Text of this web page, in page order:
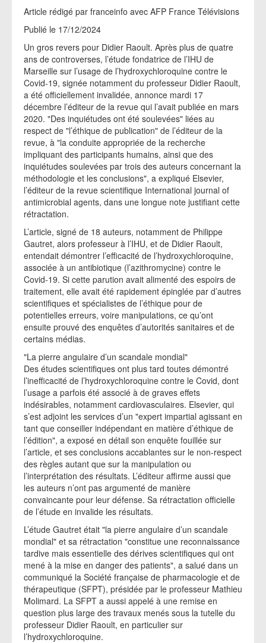
Article rédigé par franceinfo avec AFP France Télévisions
Publié le 17/12/2024
Un gros revers pour Didier Raoult. Après plus de quatre
ans de controverses, l’étude fondatrice de l’IHU de
Marseille sur l’usage de l’hydroxychloroquine contre le
Covid-19, signée notamment du professeur Didier Raoult,
a été officiellement invalidée, annonce mardi 17
décembre l’éditeur de la revue qui l’avait publiée en mars
2020. "Des inquiétudes ont été soulevées" liées au
respect de "l’éthique de publication" de l’éditeur de la
revue, à "la conduite appropriée de la recherche
impliquant des participants humains, ainsi que des
inquiétudes soulevées par trois des auteurs concernant la
méthodologie et les conclusions", a expliqué Elsevier,
l’éditeur de la revue scientifique International journal of
antimicrobial agents, dans une longue note justifiant cette
rétractation.
L’article, signé de 18 auteurs, notamment de Philippe
Gautret, alors professeur à l’IHU, et de Didier Raoult,
entendait démontrer l’efficacité de l’hydroxychloroquine,
associée à un antibiotique (l’azithromycine) contre le
Covid-19. Si cette parution avait alimenté des espoirs de
traitement, elle avait été rapidement épinglée par d’autres
scientifiques et spécialistes de l’éthique pour de
potentielles erreurs, voire manipulations, ce qu’ont
ensuite prouvé des enquêtes d’autorités sanitaires et de
certains médias.
"La pierre angulaire d’un scandale mondial"
Des études scientifiques ont plus tard toutes démontré
l’inefficacité de l’hydroxychloroquine contre le Covid, dont
l’usage a parfois été associé à de graves effets
indésirables, notamment cardiovasculaires. Elsevier, qui
s’est adjoint les services d’un "expert impartial agissant en
tant que conseiller indépendant en matière d’éthique de
l’édition", a exposé en détail son enquête fouillée sur
l’article, et ses conclusions accablantes sur le non-respect
des règles autant que sur la manipulation ou
l’interprétation des résultats. L’éditeur affirme aussi que
les auteurs n’ont pas argumenté de manière
convaincante pour leur défense. Sa rétractation officielle
de l’étude en invalide les résultats.
L’étude Gautret était "la pierre angulaire d’un scandale
mondial" et sa rétractation "constitue une reconnaissance
tardive mais essentielle des dérives scientifiques qui ont
mené à la mise en danger des patients", a salué dans un
communiqué la Société française de pharmacologie et de
thérapeutique (SFPT), présidée par le professeur Mathieu
Molimard. La SFPT a aussi appelé à une remise en
question plus large des travaux menés sous la tutelle du
professeur Didier Raoult, en particulier sur
l’hydroxychloroquine.